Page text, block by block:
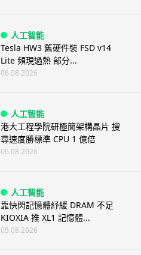
人工智能
Tesla HW3 舊硬件裝 FSD v14
Lite 頻現過熱 部分...
06.08.2026
人工智能
港大工程學院研極簡架構晶片 搜
尋速度勝標準 CPU 1 億倍
06.08.2026
人工智能
靠快閃記憶體紓緩 DRAM 不足
KIOXIA 推 XL1 記憶體...
05.08.2026